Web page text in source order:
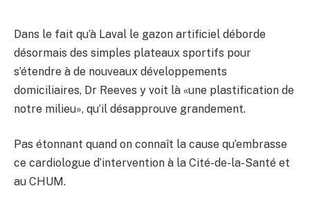
Dans le fait qu’à Laval le gazon artificiel déborde
désormais des simples plateaux sportifs pour
s’étendre à de nouveaux développements
domiciliaires, Dr Reeves y voit là «une plastification de
notre milieu», qu’il désapprouve grandement.
Pas étonnant quand on connaît la cause qu’embrasse
ce cardiologue d’intervention à la Cité-de-la-Santé et
au CHUM.